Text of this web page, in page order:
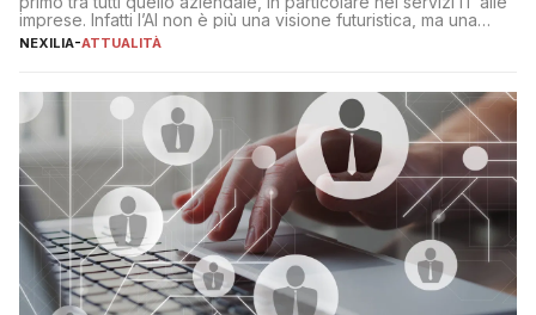
imprese. Infatti l’AI non è più una visione futuristica, ma una
realtà operativa che sta portando a un cambio significativo in
operazioni, bensì comporta […]
NEXILIA-ATTUALITÀ